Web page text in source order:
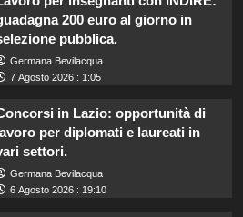
200 euro al giorno in
pubblica.
Germana Bevilacqua
7 Agosto 2026 : 1:05
in Lazio: opportunità di
per diplomati e laureati in
settori.
Germana Bevilacqua
6 Agosto 2026 : 19:10